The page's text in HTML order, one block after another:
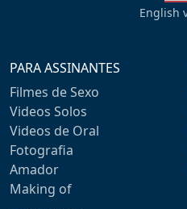
English
PARA ASSINANTES
Filmes de Sexo
Videos Solos
Videos de Oral
Fotografia
Amador
Making of